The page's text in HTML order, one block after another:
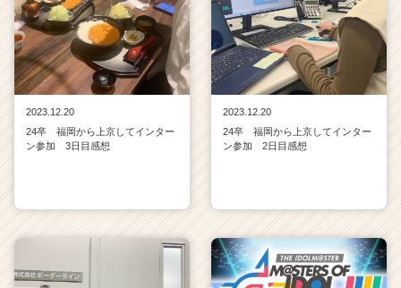
2023.12.20
24卒 福岡から上京してインター
ン参加 3日目感想
2023.12.20
24卒 福岡から上京してインター
ン参加 2日目感想